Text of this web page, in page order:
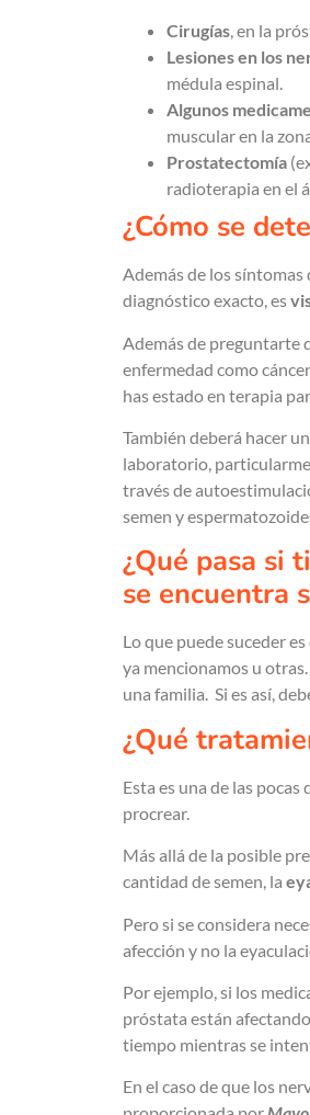
Cirugías, en la
Lesiones en los
médula espinal.
Algunos
muscular en la
Prostatectomía
radioterapia en el
¿Cómo se
Además de los síntomas
diagnóstico exacto, es
Además de preguntarte
enfermedad como
has estado en terapia
También deberá hacer
laboratorio,
través de
semen y
¿Qué pasa si
se encuentra
Lo que puede suceder
ya mencionamos u
una familia. Si es así,
¿Qué
Esta es una de las
procrear.
Más allá de la posible
cantidad de semen, la
Pero si se considera
afección y no la
Por ejemplo, si los
próstata están
tiempo mientras se
En el caso de que los